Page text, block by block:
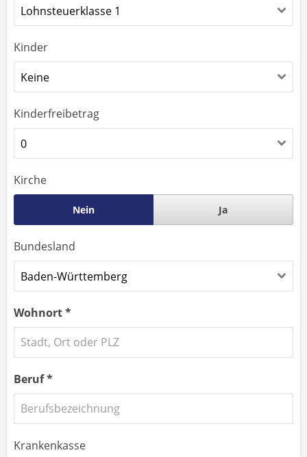
Kinder
Kinderfreibetrag
Kirche
Nein Ja
Bundesland
Wohnort *
Beruf *
Krankenkasse